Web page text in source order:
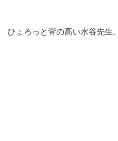
ひょろっと背の高い水谷先生、